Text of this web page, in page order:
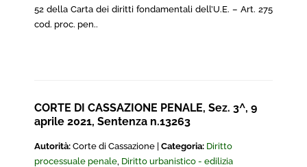
52 della Carta dei diritti fondamentali dell’U.E. – Art. 275
cod. proc. pen..
CORTE DI CASSAZIONE PENALE, Sez. 3^, 9
aprile 2021, Sentenza n.13263
Autorità: Corte di Cassazione | Categoria: Diritto
processuale penale, Diritto urbanistico - edilizia